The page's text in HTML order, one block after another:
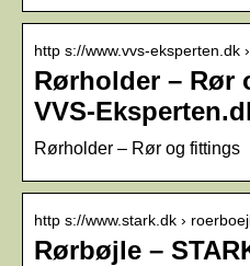
http s://www.vvs-eksperten.dk
Rørholder – Rør
VVS-
Rørholder – Rør og fittings
http s://www.stark.dk ›
Rørbøjle –